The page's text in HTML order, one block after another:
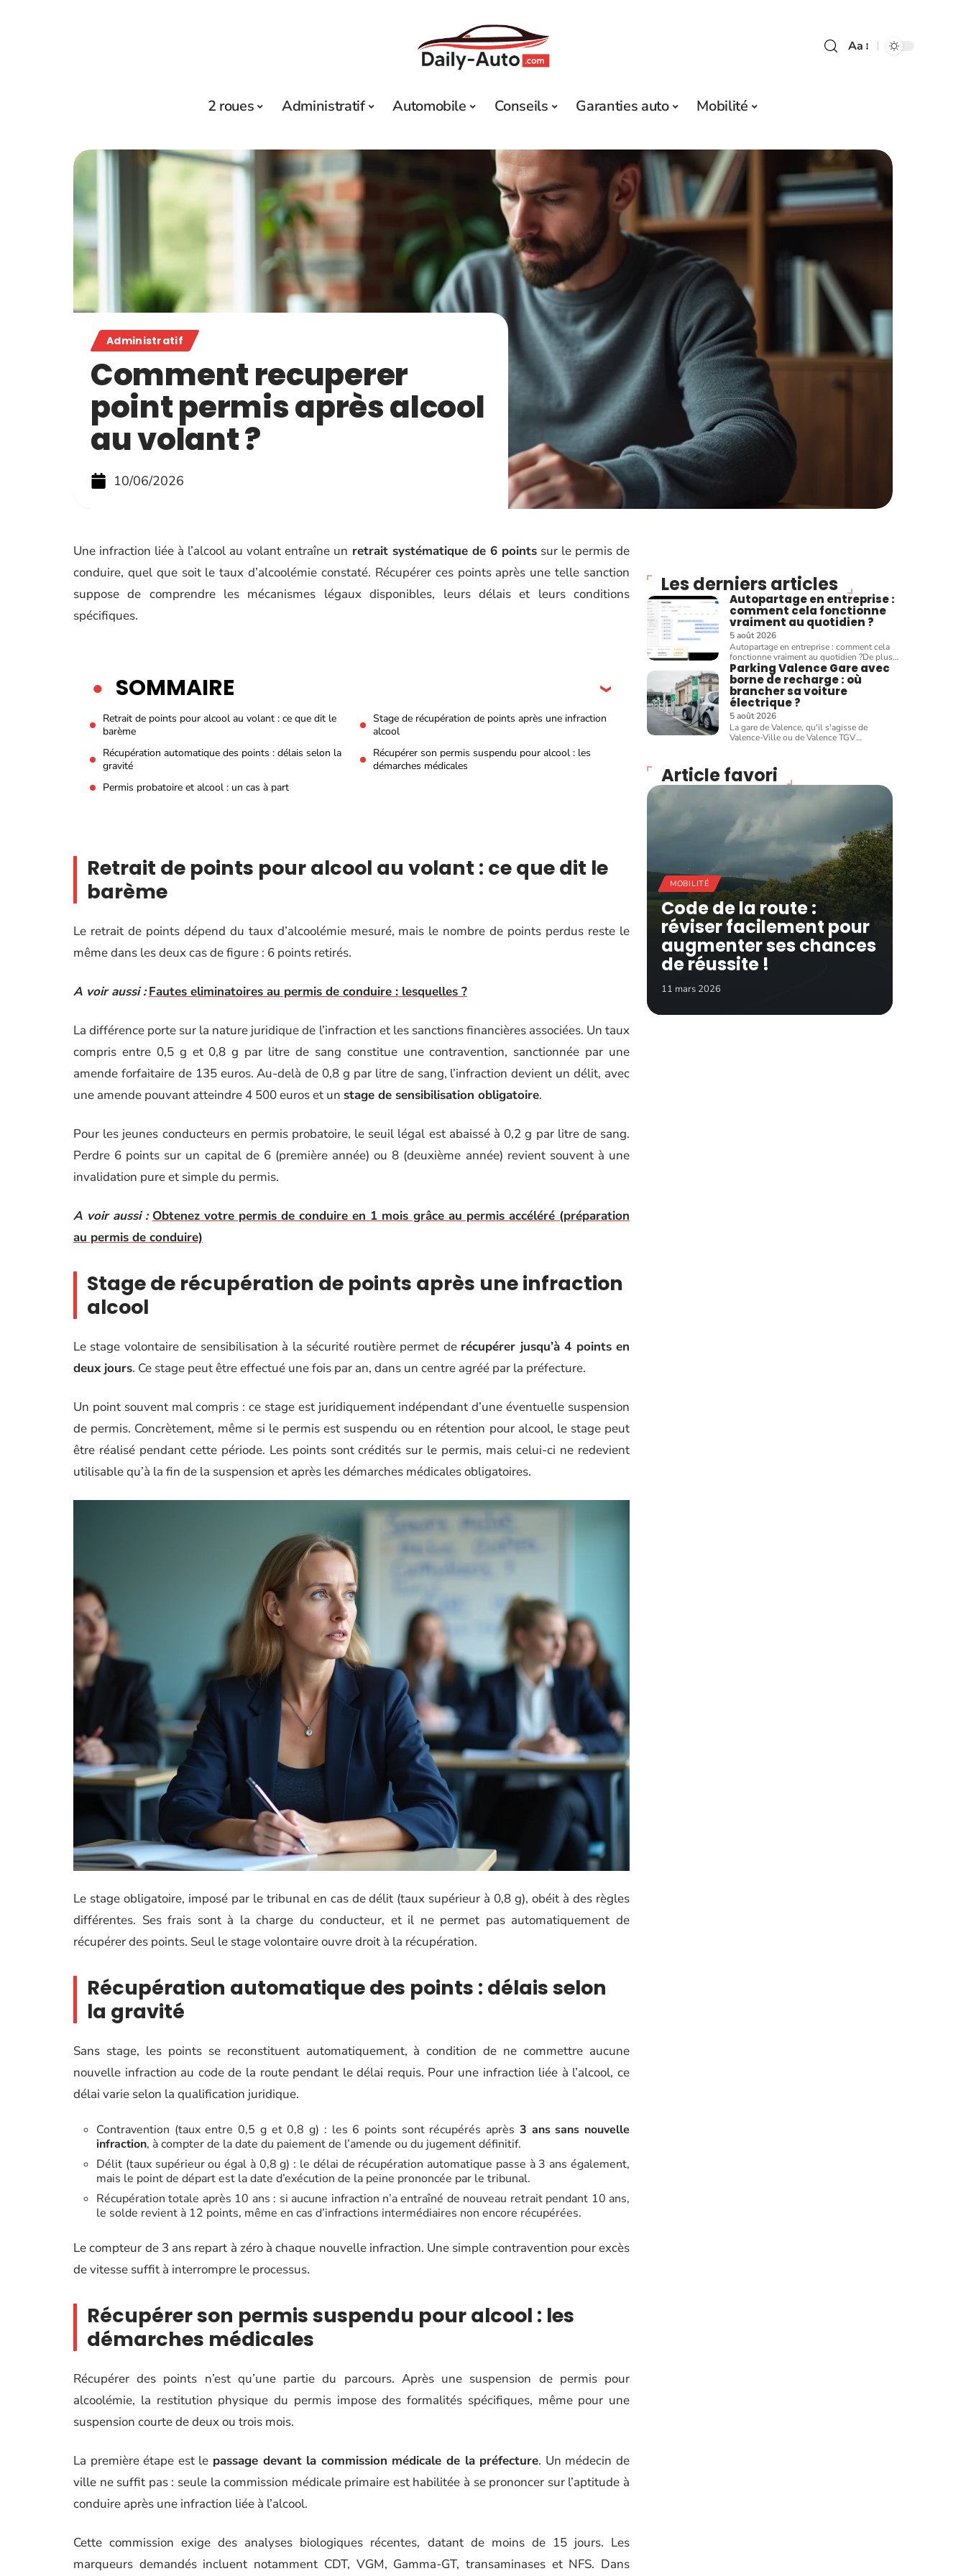
Aa
2 roues Administratif Automobile Conseils Garanties auto Mobilité
Administratif
Comment recuperer
point permis après alcool
au volant ?
10/06/2026
Une infraction liée à l’alcool au volant entraîne un retrait systématique de 6 pointssur le permis de
conduire, quel que soit le taux d’alcoolémie constaté. Récupérer ces points après une telle sanction
suppose de comprendre les mécanismes légaux disponibles, leurs délais et leurs conditions
spécifiques.
SOMMAIRE
Retrait de points pour alcool au volant : ce que dit le
barème
Stage de récupération de points après une infraction
alcool
Récupération automatique des points : délais selon la
gravité
Récupérer son permis suspendu pour alcool : les
démarches médicales
Permis probatoire et alcool : un cas à part
Retrait de points pour alcool au volant : ce que dit le
barème
Le retrait de points dépend du taux d’alcoolémie mesuré, mais le nombre de points perdus reste le
même dans les deux cas de figure : 6 points retirés.
A voir aussi : Fautes eliminatoires au permis de conduire : lesquelles ?
La différence porte sur la nature juridique de l’infraction et les sanctions financières associées. Un taux
compris entre 0,5 g et 0,8 g par litre de sang constitue une contravention, sanctionnée par une
amende forfaitaire de 135 euros. Au-delà de 0,8 g par litre de sang, l’infraction devient un délit, avec
une amende pouvant atteindre 4 500 euros et un stage de sensibilisation obligatoire.
Pour les jeunes conducteurs en permis probatoire, le seuil légal est abaissé à 0,2 g par litre de sang.
Perdre 6 points sur un capital de 6 (première année) ou 8 (deuxième année) revient souvent à une
invalidation pure et simple du permis.
A voir aussi : Obtenez votre permis de conduire en 1 mois grâce au permis accéléré (préparation
au permis de conduire)
Stage de récupération de points après une infraction
alcool
Le stage volontaire de sensibilisation à la sécurité routière permet de récupérer jusqu’à 4 points en
deux jours. Ce stage peut être effectué une fois par an, dans un centre agréé par la préfecture.
Un point souvent mal compris : ce stage est juridiquement indépendant d’une éventuelle suspension
de permis. Concrètement, même si le permis est suspendu ou en rétention pour alcool, le stage peut
être réalisé pendant cette période. Les points sont crédités sur le permis, mais celui-ci ne redevient
utilisable qu’à la fin de la suspension et après les démarches médicales obligatoires.
Le stage obligatoire, imposé par le tribunal en cas de délit (taux supérieur à 0,8 g), obéit à des règles
différentes. Ses frais sont à la charge du conducteur, et il ne permet pas automatiquement de
récupérer des points. Seul le stage volontaire ouvre droit à la récupération.
Récupération automatique des points : délais selon
la gravité
Sans stage, les points se reconstituent automatiquement, à condition de ne commettre aucune
nouvelle infraction au code de la route pendant le délai requis. Pour une infraction liée à l’alcool, ce
délai varie selon la qualification juridique.
Contravention (taux entre 0,5 g et 0,8 g) : les 6 points sont récupérés après 3 ans sans nouvelle
infraction, à compter de la date du paiement de l’amende ou du jugement définitif.
Délit (taux supérieur ou égal à 0,8 g) : le délai de récupération automatique passe à 3 ans également,
mais le point de départ est la date d’exécution de la peine prononcée par le tribunal.
Récupération totale après 10 ans : si aucune infraction n’a entraîné de nouveau retrait pendant 10 ans,
le solde revient à 12 points, même en cas d’infractions intermédiaires non encore récupérées.
Le compteur de 3 ans repart à zéro à chaque nouvelle infraction. Une simple contravention pour excès
de vitesse suffit à interrompre le processus.
Récupérer son permis suspendu pour alcool : les
démarches médicales
Récupérer des points n’est qu’une partie du parcours. Après une suspension de permis pour
alcoolémie, la restitution physique du permis impose des formalités spécifiques, même pour une
suspension courte de deux ou trois mois.
La première étape est le passage devant la commission médicale de la préfecture. Un médecin de
ville ne suffit pas : seule la commission médicale primaire est habilitée à se prononcer sur l’aptitude à
conduire après une infraction liée à l’alcool.
Cette commission exige des analyses biologiques récentes, datant de moins de 15 jours. Les
marqueurs demandés incluent notamment CDT, VGM, Gamma-GT, transaminases et NFS. Dans
Les derniers articles
Autopartage en entreprise :
comment cela fonctionne
vraiment au quotidien ?
5 août 2026
Autopartage en entreprise : comment cela
fonctionne vraiment au quotidien ?De plus…
Parking Valence Gare avec
borne de recharge : où
brancher sa voiture
électrique ?
5 août 2026
La gare de Valence, qu'il s'agisse de
Valence-Ville ou de Valence TGV…
Article favori
MOBILITÉ
Code de la route :
réviser facilement pour
augmenter ses chances
de réussite !
11 mars 2026